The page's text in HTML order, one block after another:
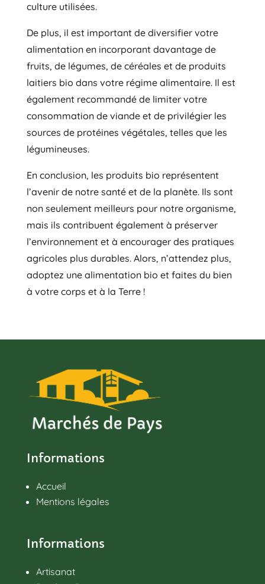
culture utilisées.
De plus, il est important de diversifier votre
alimentation en incorporant davantage de
fruits, de légumes, de céréales et de produits
laitiers bio dans votre régime alimentaire. Il est
également recommandé de limiter votre
consommation de viande et de privilégier les
sources de protéines végétales, telles que les
légumineuses.
En conclusion, les produits bio représentent
l’avenir de notre santé et de la planète. Ils sont
non seulement meilleurs pour notre organisme,
mais ils contribuent également à préserver
l’environnement et à encourager des pratiques
agricoles plus durables. Alors, n’attendez plus,
adoptez une alimentation bio et faites du bien
à votre corps et à la Terre !
Informations
Accueil
Mentions légales
Informations
Artisanat